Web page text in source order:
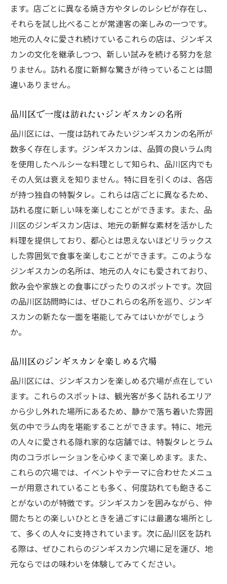
ます。店ごとに異なる焼き方やタレのレシピが存在し、
それらを試し比べることが常連客の楽しみの一つです。
地元の人々に愛され続けているこれらの店は、ジンギス
カンの文化を継承しつつ、新しい試みを続ける努力を怠
りません。訪れる度に新鮮な驚きが待っていることは間
違いありません。
品川区で一度は訪れたいジンギスカンの名所
品川区には、一度は訪れてみたいジンギスカンの名所が
数多く存在します。ジンギスカンは、品質の良いラム肉
を使用したヘルシーな料理として知られ、品川区内でも
その人気は衰えを知りません。特に目を引くのは、各店
が持つ独自の特製タレ。これらは店ごとに異なるため、
訪れる度に新しい味を楽しむことができます。また、品
川区のジンギスカン店は、地元の新鮮な素材を活かした
料理を提供しており、都心とは思えないほどリラックス
した雰囲気で食事を楽しむことができます。このような
ジンギスカンの名所は、地元の人々にも愛されており、
飲み会や家族との食事にぴったりのスポットです。次回
の品川区訪問時には、ぜひこれらの名所を巡り、ジンギ
スカンの新たな一面を堪能してみてはいかがでしょう
か。
品川区のジンギスカンを楽しめる穴場
品川区には、ジンギスカンを楽しめる穴場が点在してい
ます。これらのスポットは、観光客が多く訪れるエリア
から少し外れた場所にあるため、静かで落ち着いた雰囲
気の中でラム肉を堪能することができます。特に、地元
の人々に愛される隠れ家的な店舗では、特製タレとラム
肉のコラボレーションを心ゆくまで楽しめます。また、
これらの穴場では、イベントやテーマに合わせたメニュ
ーが用意されていることも多く、何度訪れても飽きるこ
とがないのが特徴です。ジンギスカンを囲みながら、仲
間たちとの楽しいひとときを過ごすには最適な場所とし
て、多くの人々に支持されています。次に品川区を訪れ
る際は、ぜひこれらのジンギスカン穴場に足を運び、地
元ならではの味わいを体験してみてください。